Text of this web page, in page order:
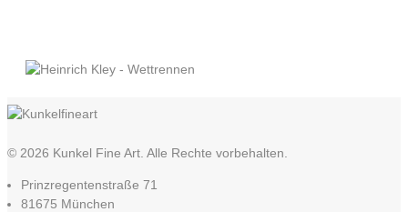
© 2026 Kunkel Fine Art. Alle Rechte vorbehalten.
Prinzregentenstraße 71
81675 München